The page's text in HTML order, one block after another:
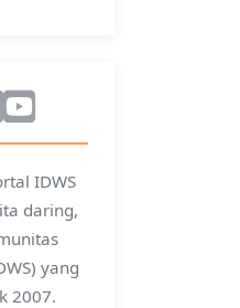
IDWS
daring,
yang
2007.